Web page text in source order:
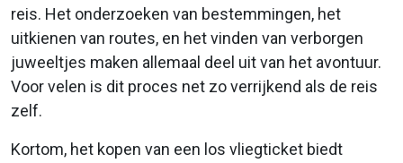
reis. Het onderzoeken van bestemmingen, het
uitkienen van routes, en het vinden van verborgen
juweeltjes maken allemaal deel uit van het avontuur.
Voor velen is dit proces net zo verrijkend als de reis
zelf.
Kortom, het kopen van een los vliegticket biedt